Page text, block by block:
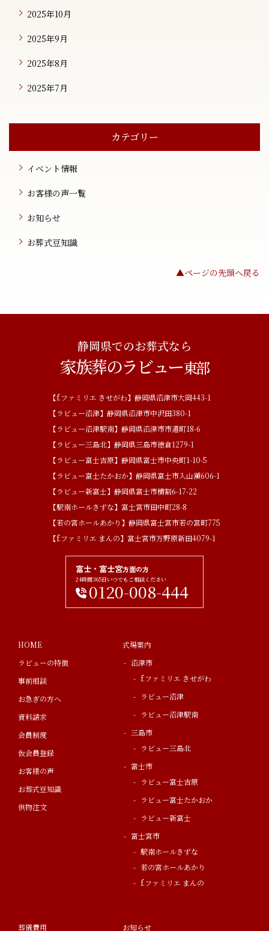
2025年10月
2025年9月
2025年8月
2025年7月
カテゴリー
イベント情報
お客様の声一覧
お知らせ
お葬式豆知識
▲ページの先頭へ戻る
静岡県でのお葬式なら
家族葬のラビュー東部
【f.ファミリエ きせがわ】静岡県沼津市大岡443-1
【ラビュー沼津】静岡県沼津市中沢田380-1
【ラビュー沼津駅南】静岡県沼津市市道町18-6
【ラビュー三島北】静岡県三島市徳倉1279-1
【ラビュー富士吉原】静岡県富士市中央町1-10-5
【ラビュー富士たかおか】静岡県富士市入山瀬606-1
【ラビュー新富士】静岡県富士市横割6-17-22
【駅南ホールきずな】富士宮市田中町28-8
【若の宮ホールあかり】静岡県富士宮市若の宮町775
【f.ファミリエ まんの】富士宮市万野原新田4079-1
富士・富士宮方面の方
24時間365日いつでもご相談ください
0120-008-444
HOME
ラビューの特徴
事前相談
お急ぎの方へ
資料請求
会員制度
仮会員登録
お客様の声
お葬式豆知識
供物注文
式場案内
沼津市
f.ファミリエ きせがわ
ラビュー沼津
ラビュー沼津駅南
三島市
ラビュー三島北
富士市
ラビュー富士吉原
ラビュー富士たかおか
ラビュー新富士
富士宮市
駅南ホールきずな
若の宮ホールあかり
f.ファミリエ まんの
葬儀費用 お知らせ